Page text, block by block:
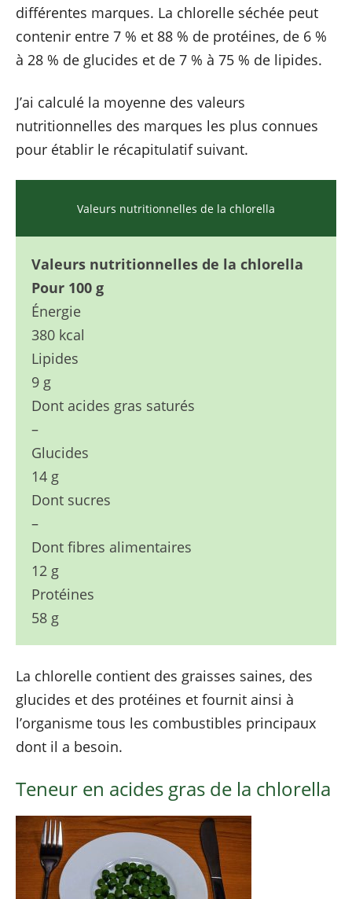
différentes marques. La chlorelle séchée peut
contenir entre 7 % et 88 % de protéines, de 6 %
à 28 % de glucides et de 7 % à 75 % de lipides.
J’ai calculé la moyenne des valeurs
nutritionnelles des marques les plus connues
pour établir le récapitulatif suivant.
Valeurs nutritionnelles de la chlorella
Valeurs nutritionnelles de la chlorella
Pour 100 g
Énergie
380 kcal
Lipides
9 g
Dont acides gras saturés
–
Glucides
14 g
Dont sucres
–
Dont fibres alimentaires
12 g
Protéines
58 g
La chlorelle contient des graisses saines, des
glucides et des protéines et fournit ainsi à
l’organisme tous les combustibles principaux
dont il a besoin.
Teneur en acides gras de la chlorella